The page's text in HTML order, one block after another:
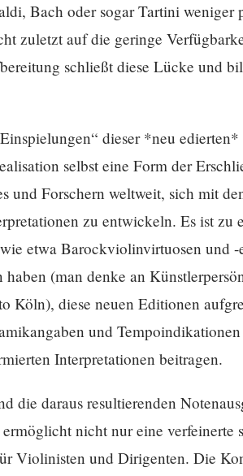
Bach oder sogar Tartini weniger
zuletzt auf die geringe
schließt diese Lücke und
dieser *neu
selbst eine Form der
und Forschern weltweit, sich mit
zu entwickeln. Es ist zu
etwa Barockviolinvirtuosen und -
haben (man denke an
Köln), diese neuen Editionen
und Tempoindikationen
Interpretationen beitragen.
die daraus resultierenden
nicht nur eine verfeinerte
Violinisten und Dirigenten. Die